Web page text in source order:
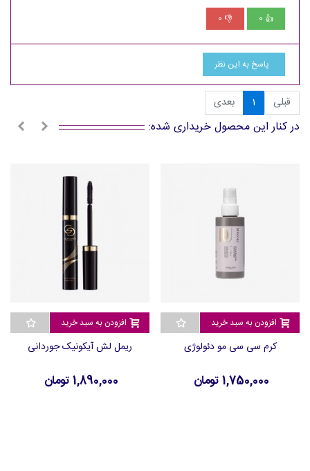
👍
0
👎
0
پاسخ به این نظر
قبلی 1 بعدی
در کنار این محصول خریداری شده:
افزودن به سبد خرید
کرم سی سی مو دئولوژی
1,750,000 تومان
افزودن به سبد خرید
ریمل لش آیکونیک جوردانی
1,890,000 تومان